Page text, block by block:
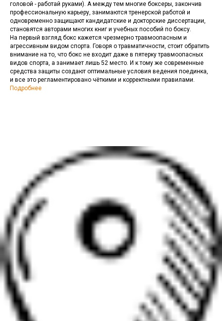
головой - работай руками). А между тем многие боксеры, закончив
профессиональную карьеру, занимаются тренерской работой и
одновременно защищают кандидатские и докторские диссертации,
становятся авторами многих книг и учебных пособий по боксу.
На первый взгляд бокс кажется чрезмерно травмоопасным и
агрессивным видом спорта. Говоря о травматичности, стоит обратить
внимание на то, что бокс не входит даже в пятерку травмоопасных
видов спорта, а занимает лишь 52 место. И к тому же современные
средства защиты создают оптимальные условия ведения поединка,
и все это регламентировано чёткими и корректными правилами.
Подробнее